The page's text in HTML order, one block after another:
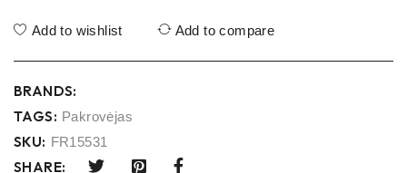
Add to wishlist Add to compare
BRANDS:
TAGS: Pakrovėjas
SKU: FR15531
SHARE: